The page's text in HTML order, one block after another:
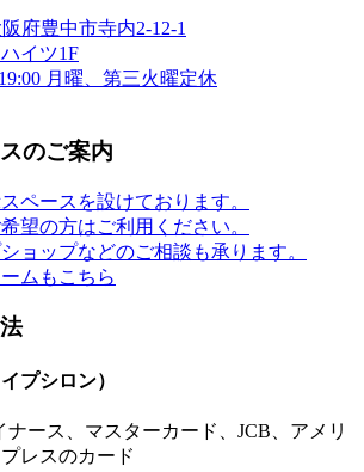
府豊中市寺内2-12-1
イツ1F
月曜、第三火曜定休
のご案内
ペースを設けております。
望の方はご利用ください。
ョップなどのご相談も承ります。
ムもこちら
プシロン）